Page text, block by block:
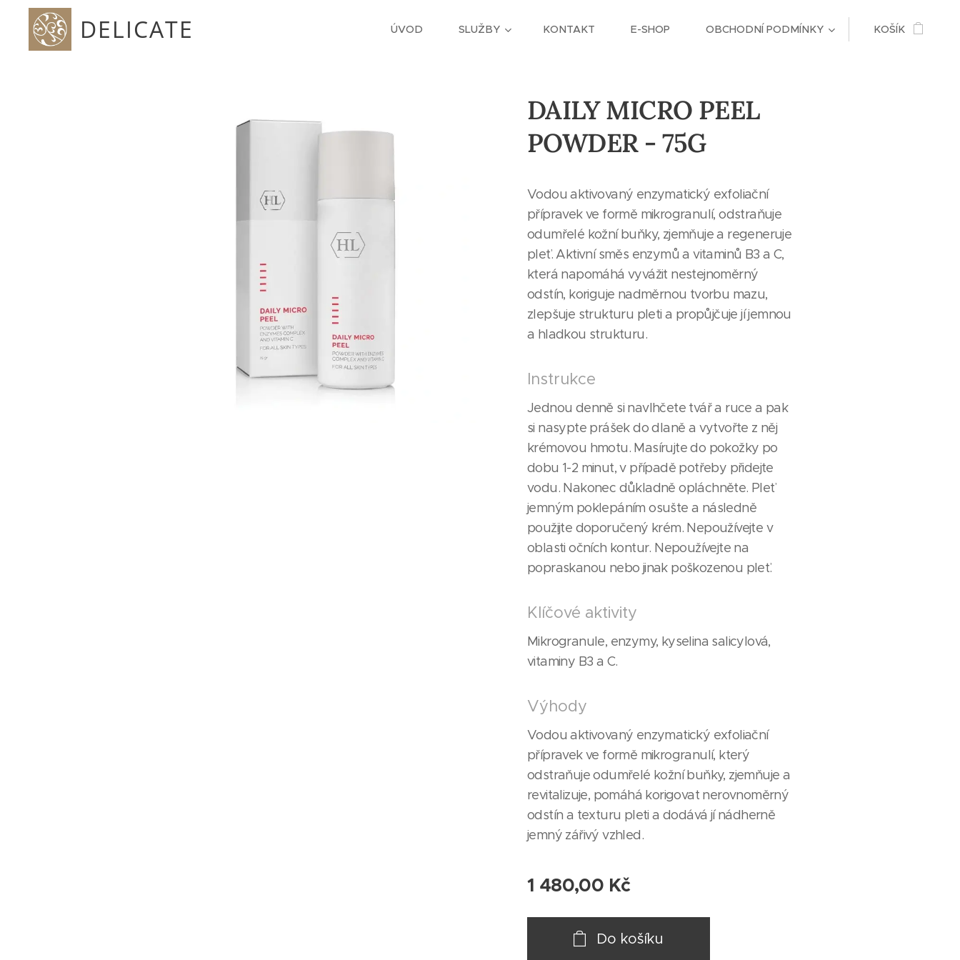
DELICATE ÚVOD SLUŽBY KONTAKT E-SHOP OBCHODNÍ PODMÍNKY KOŠÍK
DAILY MICRO PEEL
POWDER - 75G
Vodou aktivovaný enzymatický exfoliační
přípravek ve formě mikrogranulí, odstraňuje
odumřelé kožní buňky, zjemňuje a regeneruje
pleť. Aktivní směs enzymů a vitaminů B3 a C,
která napomáhá vyvážit nestejnoměrný
odstín, koriguje nadměrnou tvorbu mazu,
zlepšuje strukturu pleti a propůjčuje jí jemnou
a hladkou strukturu.
Instrukce
Jednou denně si navlhčete tvář a ruce a pak
si nasypte prášek do dlaně a vytvořte z něj
krémovou hmotu. Masírujte do pokožky po
dobu 1-2 minut, v případě potřeby přidejte
vodu. Nakonec důkladně opláchněte. Pleť
jemným poklepáním osušte a následně
použijte doporučený krém. Nepoužívejte v
oblasti očních kontur. Nepoužívejte na
popraskanou nebo jinak poškozenou pleť.
Klíčové aktivity
Mikrogranule, enzymy, kyselina salicylová,
vitaminy B3 a C.
Výhody
Vodou aktivovaný enzymatický exfoliační
přípravek ve formě mikrogranulí, který
odstraňuje odumřelé kožní buňky, zjemňuje a
revitalizuje, pomáhá korigovat nerovnoměrný
odstín a texturu pleti a dodává jí nádherně
jemný zářivý vzhled.
1 480,00 Kč
Do košíku